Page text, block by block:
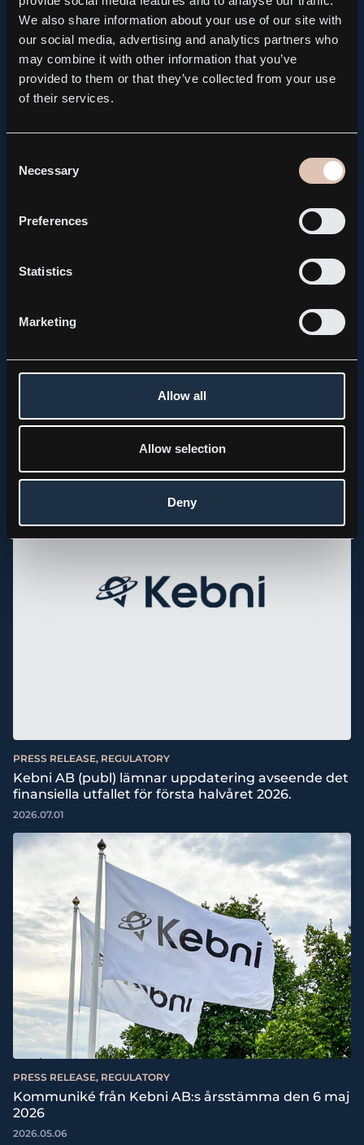
We also share information about your use of our site with
our social media, advertising and analytics partners who
may combine it with other information that you’ve
provided to them or that they’ve collected from your use
of their services.
Selection
Necessary
Preferences
Statistics
Marketing
Allow all
Allow selection
Deny
support maritime satellite terminals
2026.07.21
PRESS RELEASE, REGULATORY
Kebni AB (publ) lämnar uppdatering avseende det
finansiella utfallet för första halvåret 2026.
2026.07.01
PRESS RELEASE, REGULATORY
Kommuniké från Kebni AB:s årsstämma den 6 maj
2026
2026.05.06